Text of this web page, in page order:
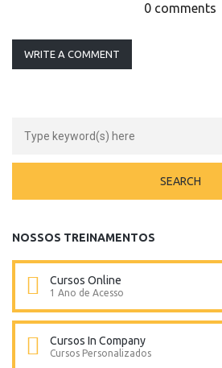
0 comments
WRITE A COMMENT
NOSSOS TREINAMENTOS
Cursos Online
1 Ano de Acesso
Cursos In Company
Cursos Personalizados